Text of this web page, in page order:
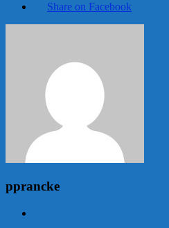
Share on Facebook
pprancke